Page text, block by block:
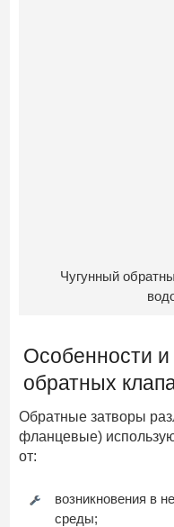
Чугунный
Особенности
обратных
Обратные затворы
фланцевые)
от:
возникновения в
среды;